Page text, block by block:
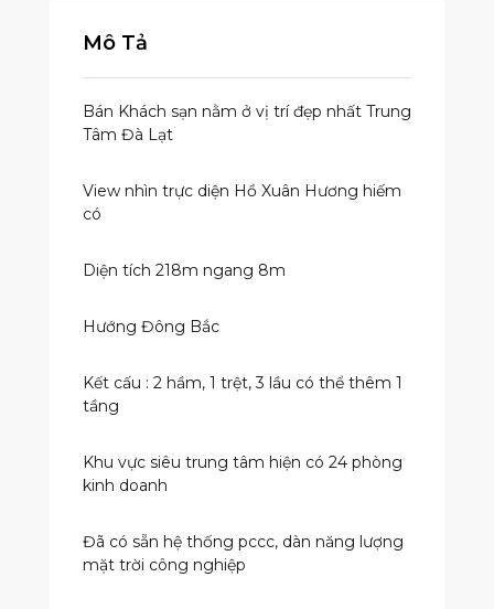
Mô Tả
Bán Khách sạn nằm ở vị trí đẹp nhất Trung
Tâm Đà Lạt
View nhìn trực diện Hồ Xuân Hương hiếm
có
Diện tích 218m ngang 8m
Hướng Đông Bắc
Kết cấu : 2 hầm, 1 trệt, 3 lầu có thể thêm 1
tầng
Khu vực siêu trung tâm hiện có 24 phòng
kinh doanh
Đã có sẵn hệ thống pccc, dàn năng lượng
mặt trời công nghiệp